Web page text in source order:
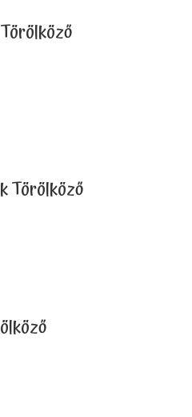
Törölköző